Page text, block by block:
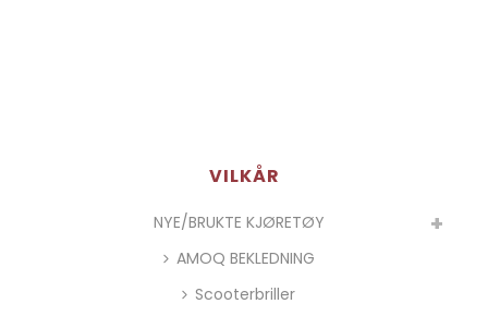
VILKÅR
NYE/BRUKTE KJØRETØY
AMOQ BEKLEDNING
Scooterbriller